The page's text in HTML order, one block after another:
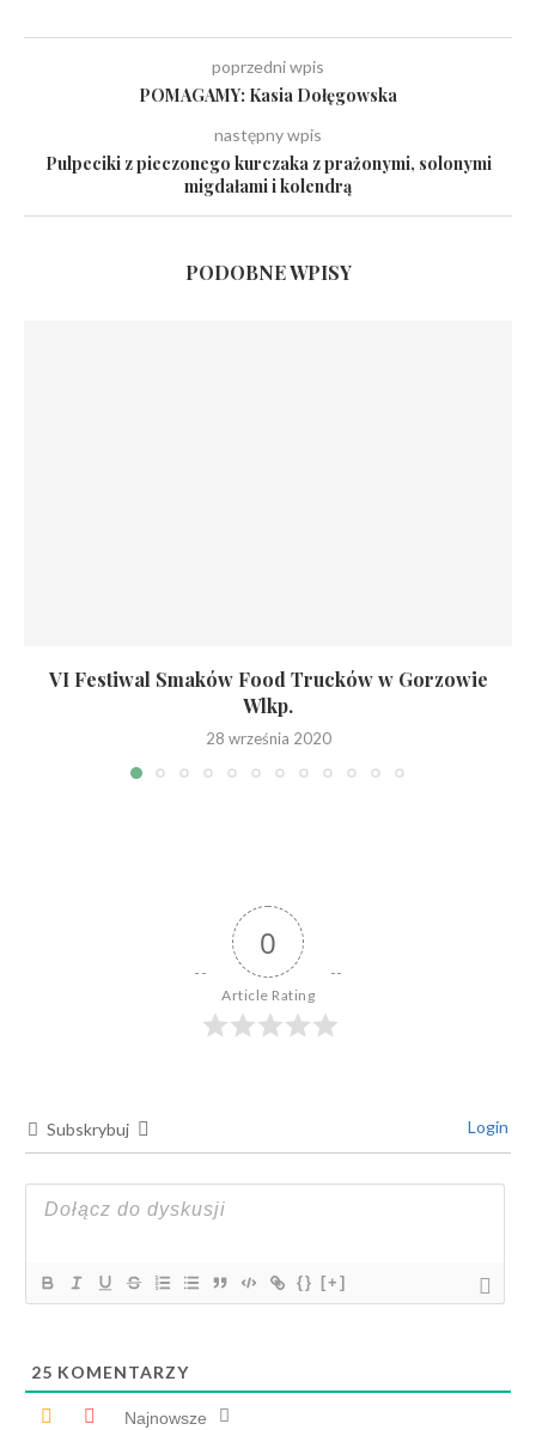
poprzedni wpis
POMAGAMY: Kasia Dołęgowska
następny wpis
Pulpeciki z pieczonego kurczaka z prażonymi, solonymi
migdałami i kolendrą
PODOBNE WPISY
VI Festiwal Smaków Food Trucków w Gorzowie
Wlkp.
28 września 2020
0
Article Rating
Subskrybuj Login
{} [+]
25 KOMENTARZY
Najnowsze